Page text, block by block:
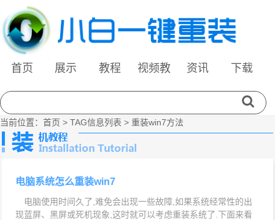
首页 展示 教程
视频教
资讯 下载
当前位置： 首页 > TAG信息列表 > 重装win7方法
电脑系统怎么重装win7
电脑使用时间久了,难免会出现一些故障,如果系统经常性的出
现蓝屏、黑屏或死机现象,这时就可以考虑重装系统了.下面来看